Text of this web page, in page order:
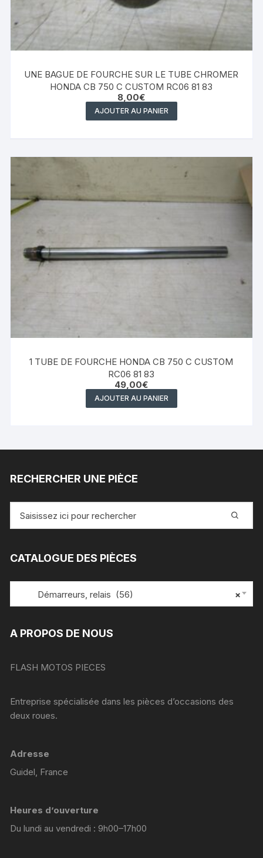
UNE BAGUE DE FOURCHE SUR LE TUBE CHROMER
HONDA CB 750 C CUSTOM RC06 81 83
8,00€
AJOUTER AU PANIER
1 TUBE DE FOURCHE HONDA CB 750 C CUSTOM
RC06 81 83
49,00€
AJOUTER AU PANIER
RECHERCHER UNE PIÈCE
pour
CATALOGUE DES PIÈCES
×
Démarreurs, relais (56)
A PROPOS DE NOUS
FLASH MOTOS PIECES
Entreprise spécialisée dans les pièces d’occasions des
deux roues.
Adresse
Guidel, France
Heures d’ouverture
Du lundi au vendredi : 9h00–17h00